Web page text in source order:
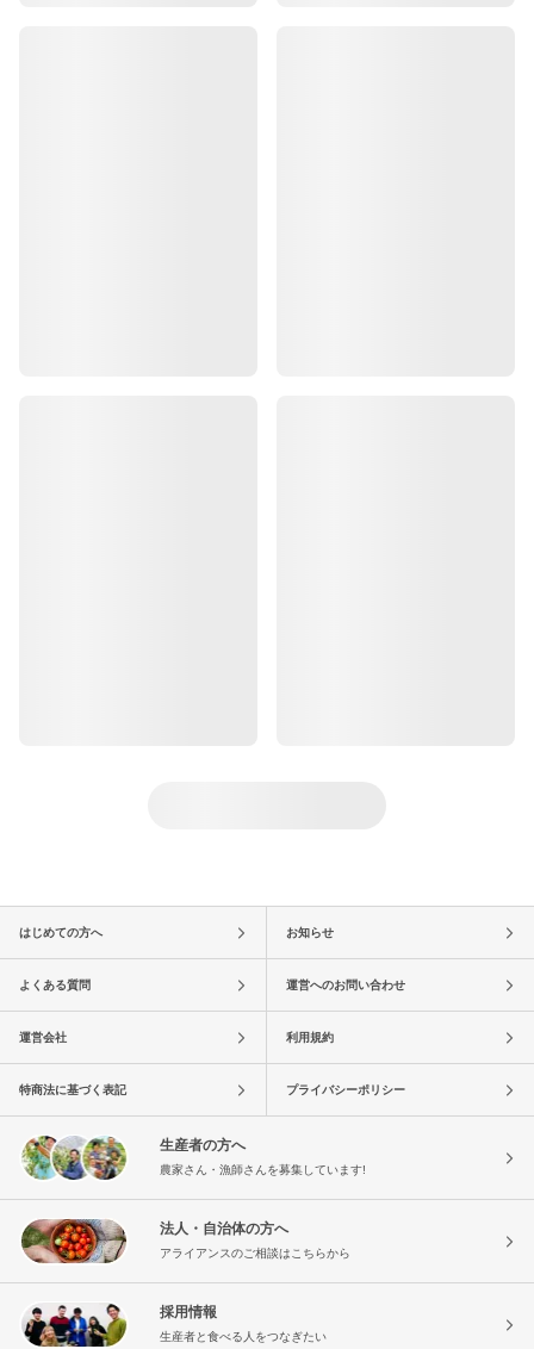
はじめての方へ お知らせ
よくある質問 運営へのお問い合わせ
運営会社 利用規約
特商法に基づく表記 プライバシーポリシー
生産者の方へ
農家さん・漁師さんを募集しています!
法人・自治体の方へ
アライアンスのご相談はこちらから
採用情報
生産者と食べる人をつなぎたい